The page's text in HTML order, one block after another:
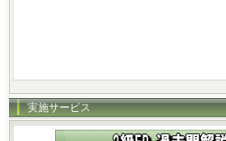
実施サービス